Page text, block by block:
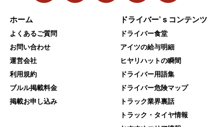
ホーム
よくあるご質問
お問い合わせ
運営会社
利用規約
ブルル掲載料金
掲載お申し込み
ドライバー’ｓコンテンツ
ドライバー食堂
アイツの給与明細
ヒヤリハットの瞬間
ドライバー用語集
ドライバー危険マップ
トラック業界裏話
トラック・タイヤ情報